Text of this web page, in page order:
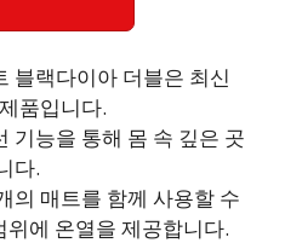
블랙다이아 더블은 최신
품입니다.
기능을 통해 몸 속 깊은 곳
다.
의 매트를 함께 사용할 수
에 온열을 제공합니다.